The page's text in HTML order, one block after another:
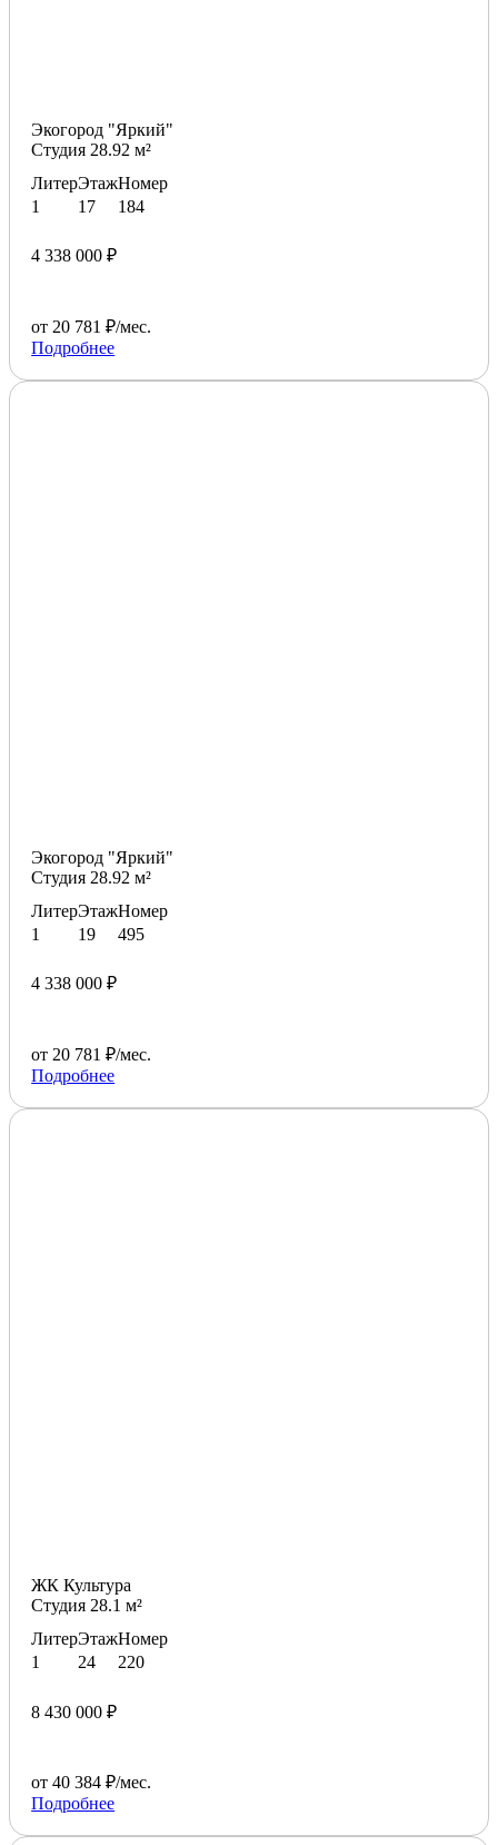
Экогород "Яркий"
Студия 28.92 м²
Литер
1
Этаж
17
Номер
184
4 338 000 ₽
от 20 781 ₽/мес.
Подробнее
Экогород "Яркий"
Студия 28.92 м²
Литер
1
Этаж
19
Номер
495
4 338 000 ₽
от 20 781 ₽/мес.
Подробнее
ЖК Культура
Студия 28.1 м²
Литер
1
Этаж
24
Номер
220
8 430 000 ₽
от 40 384 ₽/мес.
Подробнее